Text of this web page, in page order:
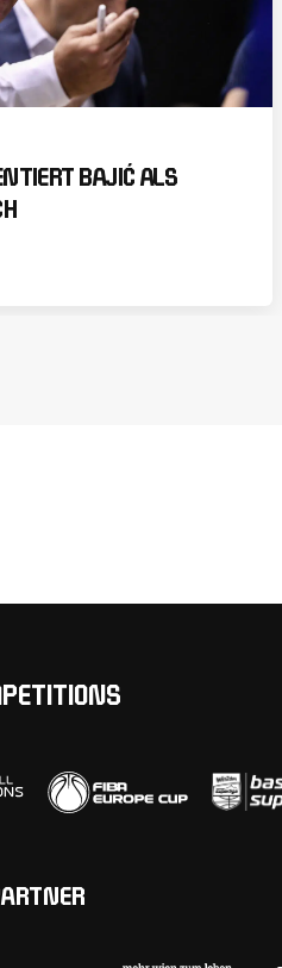
BAJIĆ ALS